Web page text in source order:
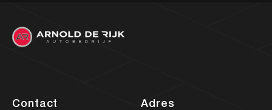
Contact Adres